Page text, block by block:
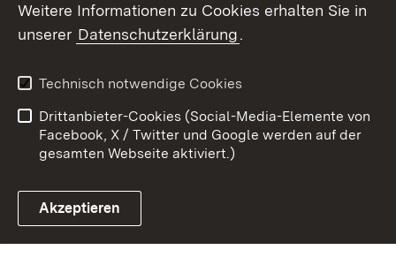
Link zum Landesportal
Kontakt
Datenschutz
Barrierefreiheit
Impressum Cookies
Weitere Informationen zu Cookies erhalten Sie in
unserer Datenschutzerklärung.
Technisch notwendige Cookies
Drittanbieter-Cookies (Social-Media-Elemente von
Facebook, X / Twitter und Google werden auf der
gesamten Webseite aktiviert.)
Akzeptieren